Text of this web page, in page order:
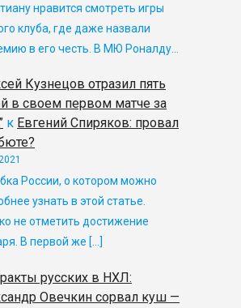
нравится смотреть игры
клуба, где даже назвали
в его честь. В МЮ Роналду…
Кузнецов отразил пять
в своем первом матче за
к Евгений Спиряков: провал
России, о котором можно
узнать в этой статье.
не отметить достижение
В первой же […]
русских в НХЛ:
Овечкин сорвал куш —